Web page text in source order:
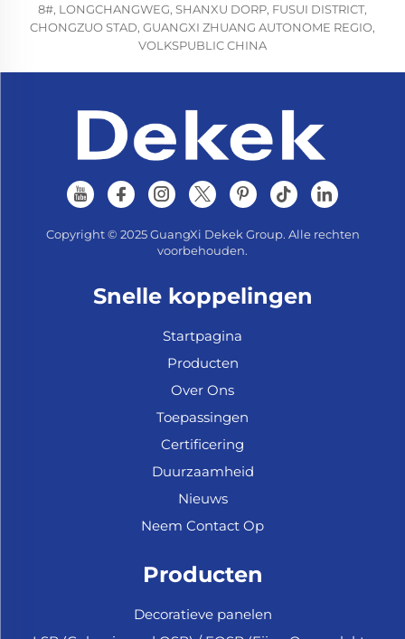
8#, LONGCHANGWEG, SHANXU DORP, FUSUI DISTRICT,
CHONGZUO STAD, GUANGXI ZHUANG AUTONOME REGIO,
VOLKSPUBLIC CHINA
Copyright © 2025 GuangXi Dekek Group. Alle rechten
voorbehouden.
Snelle koppelingen
Startpagina
Producten
Over Ons
Toepassingen
Certificering
Duurzaamheid
Nieuws
Neem Contact Op
Producten
Decoratieve panelen